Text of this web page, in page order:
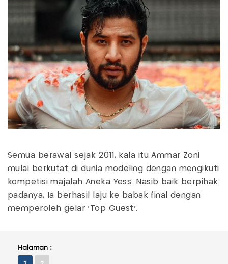
Semua berawal sejak 2011, kala itu Ammar Zoni
mulai berkutat di dunia modeling dengan mengikuti
kompetisi majalah Aneka Yess. Nasib baik berpihak
padanya, Ia berhasil laju ke babak final dengan
memperoleh gelar 'Top Guest'.
Halaman :